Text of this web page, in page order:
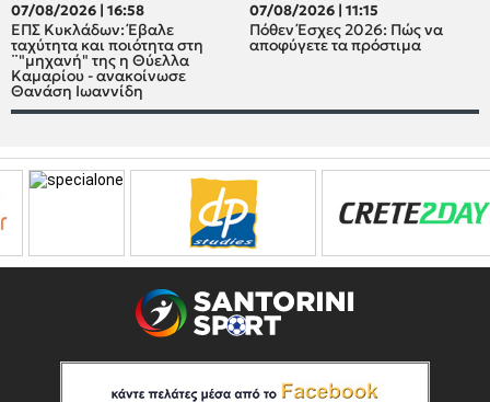
07/08/2026 | 16:58
ΕΠΣ Κυκλάδων: Έβαλε
ταχύτητα και ποιότητα στη
¨"μηχανή" της η Θύελλα
Καμαρίου - ανακοίνωσε
Θανάση Ιωαννίδη
07/08/2026 | 11:15
Πόθεν Έσχες 2026: Πώς να
αποφύγετε τα πρόστιμα